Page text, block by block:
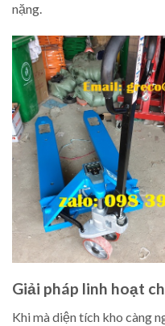
nặng.
Giải pháp linh hoạt
Khi mà diện tích kho càng